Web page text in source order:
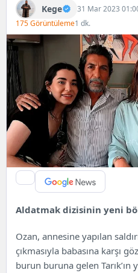
Kege 31 Mar 2023
175 Görüntüleme1 dk.
Aldatmak dizisinin yeni
Ozan, annesine yapılan
çıkmasıyla babasına karşı
burun buruna gelen Tarık’ın